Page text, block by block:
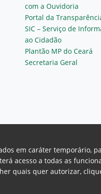
com a Ouvidoria
Portal da
SIC – Serviço de
ao Cidadão
Plantão MP do Ceará
Secretaria Geral
Geral de Justiça
- CEP: 60.822-325
em caráter
acesso a todas as
quais quer autorizar,